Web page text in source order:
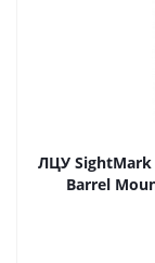
ЛЦУ SightMark
Barrel